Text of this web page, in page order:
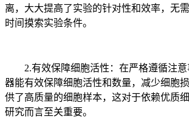
离，大大提高了实验的针对性和效率，无
时间摸索实验条件。
2.有效保障细胞活性：在严格遵循注意
器能有效保障细胞活性和数量，减少细胞
供了高质量的细胞样本，这对于依赖优质
研究而言至关重要。